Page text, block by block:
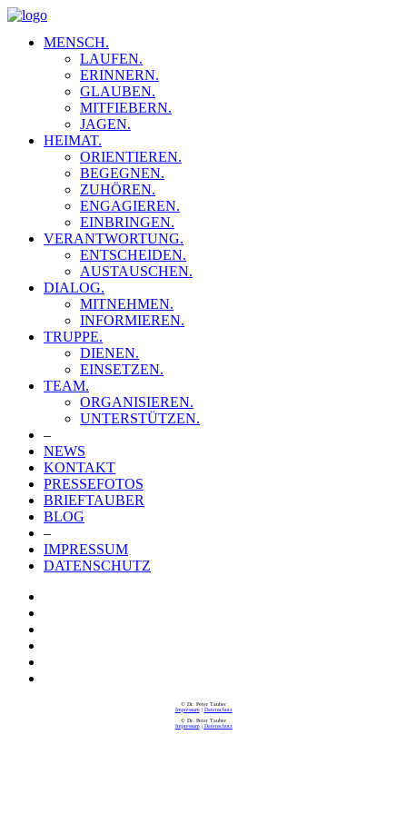
MENSCH.
LAUFEN.
ERINNERN.
GLAUBEN.
MITFIEBERN.
JAGEN.
HEIMAT.
ORIENTIEREN.
BEGEGNEN.
ZUHÖREN.
ENGAGIEREN.
EINBRINGEN.
VERANTWORTUNG.
ENTSCHEIDEN.
AUSTAUSCHEN.
DIALOG.
MITNEHMEN.
INFORMIEREN.
TRUPPE.
DIENEN.
EINSETZEN.
TEAM.
ORGANISIEREN.
UNTERSTÜTZEN.
–
NEWS
KONTAKT
PRESSEFOTOS
BRIEFTAUBER
BLOG
–
IMPRESSUM
DATENSCHUTZ
© Dr. Peter Tauber
Impressum| Datenschutz
© Dr. Peter Tauber
Impressum| Datenschutz